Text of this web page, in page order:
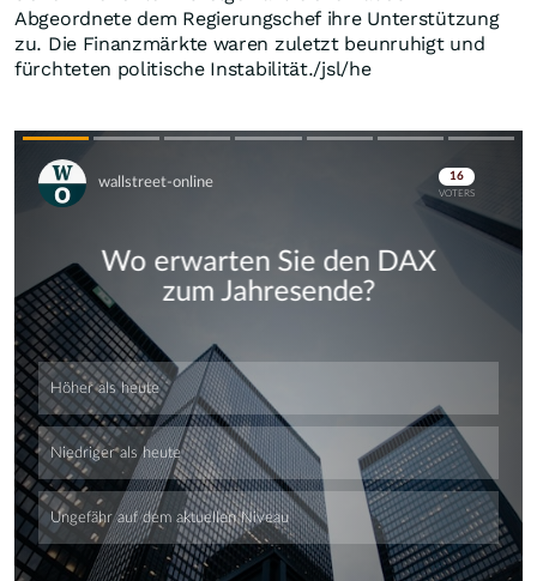
Abgeordnete dem Regierungschef ihre Unterstützung
zu. Die Finanzmärkte waren zuletzt beunruhigt und
fürchteten politische Instabilität./jsl/he
Skip
Skip